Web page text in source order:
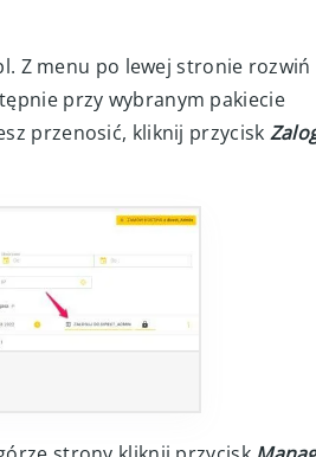
wszystkim pobranie na dysk
Z menu po lewej stronie rozwiń
przy wybranym pakiecie
przenosić, kliknij przycisk